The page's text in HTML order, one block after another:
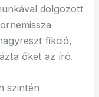
dolgozott
fikció,
őket az író.
szintén